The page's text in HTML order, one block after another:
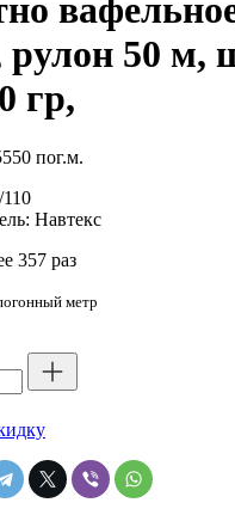
рулон 50 м,
гр,
пог.м.
Навтекс
357 раз
метр